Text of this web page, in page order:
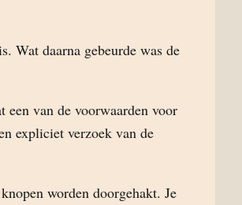
Wat daarna gebeurde was de
een van de voorwaarden voor
expliciet verzoek van de
worden doorgehakt. Je